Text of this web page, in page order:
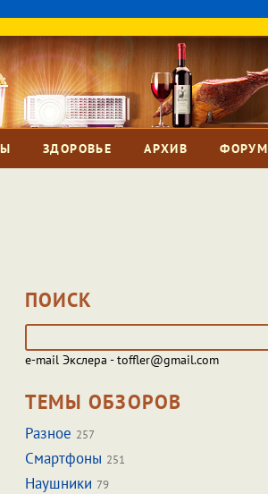
ЗДОРОВЬЕ АРХИВ ФОРУМ
ПОИСК
e-mail Экслера - toffler@gmail.com
ТЕМЫ ОБЗОРОВ
Разное 257
Смартфоны 251
Наушники 79